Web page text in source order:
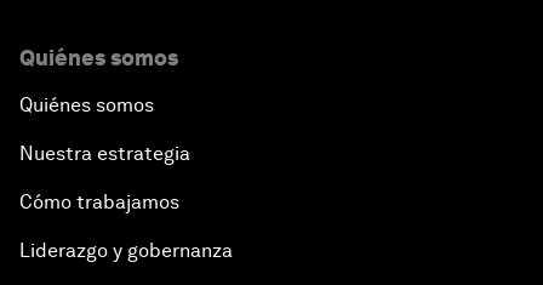
Quiénes somos
Quiénes somos
Nuestra estrategia
Cómo trabajamos
Liderazgo y gobernanza